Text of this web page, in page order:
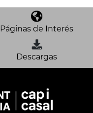
Páginas de Interés
Descargas